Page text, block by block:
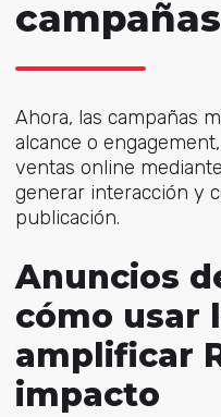
campañas
Ahora, las campañas
alcance o
ventas online
generar interacción y
publicación.
Anuncios
cómo usar
amplificar
impacto